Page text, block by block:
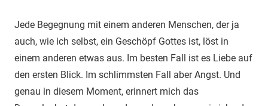
Jede Begegnung mit einem anderen Menschen, der ja
auch, wie ich selbst, ein Geschöpf Gottes ist, löst in
einem anderen etwas aus. Im besten Fall ist es Liebe auf
den ersten Blick. Im schlimmsten Fall aber Angst. Und
genau in diesem Moment, erinnert mich das